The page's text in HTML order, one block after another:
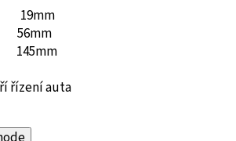
19mm
56mm
145mm
řízení auta